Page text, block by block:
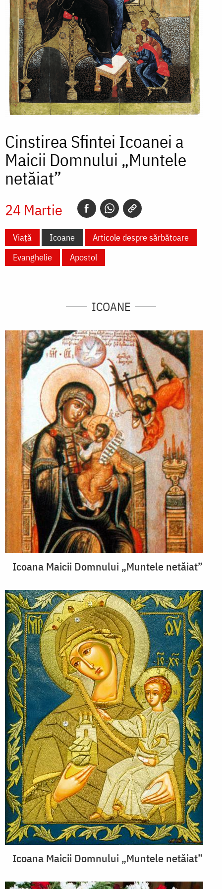
Cinstirea Sfintei Icoanei a
Maicii Domnului „Muntele
netăiat”
24 Martie
Viață Icoane
Articole despre sărbătoare
Evanghelie
Apostol
ICOANE
Icoana Maicii Domnului „Muntele netăiat”
Icoana Maicii Domnului „Muntele netăiat”